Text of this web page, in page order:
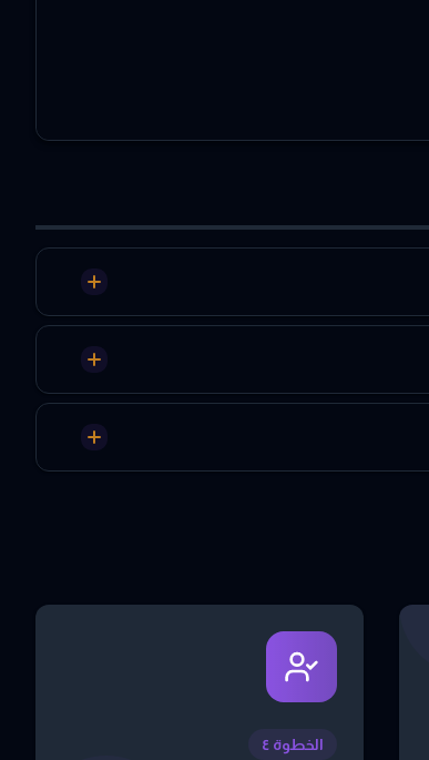
الخطوة ٤